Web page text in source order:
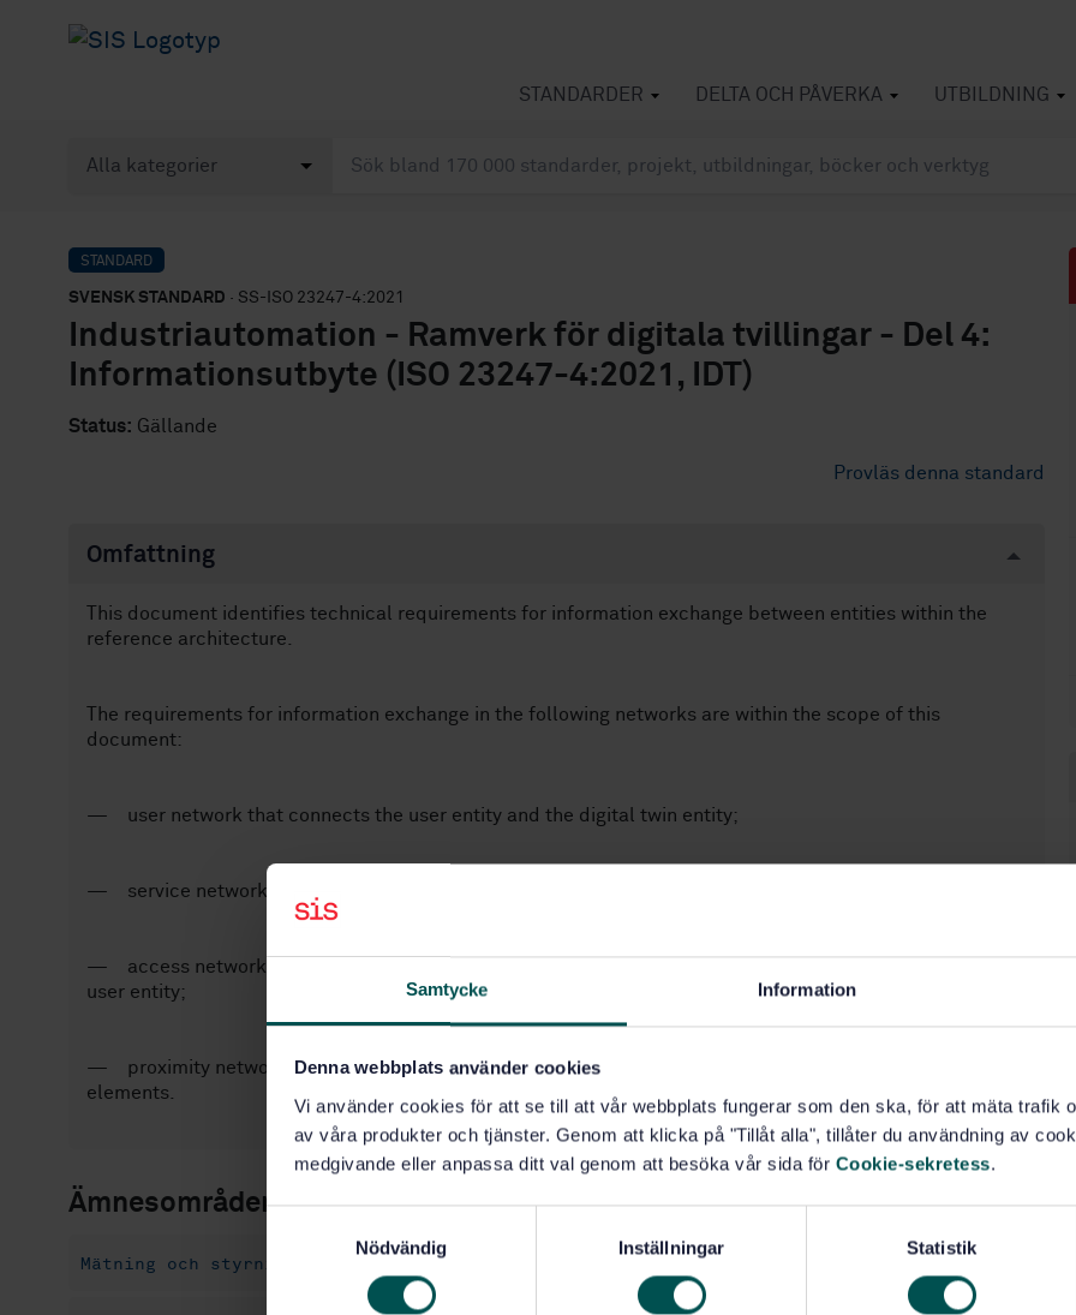
Samtycke Information
Denna webbplats använder cookies
Vi använder cookies för att se till att vår webbplats fungerar som den ska, för att mäta trafik
av våra produkter och tjänster. Genom att klicka på "Tillåt alla", tillåter du användning av
medgivande eller anpassa ditt val genom att besöka vår sida för Cookie-sekretess.
Nödvändig Inställningar Statistik
STANDARDER DELTA OCH PÅVERKA UTBILDNING
STANDARD
SVENSK STANDARD · SS-ISO 23247-4:2021
Industriautomation - Ramverk för digitala tvillingar - Del 4:
Informationsutbyte (ISO 23247-4:2021, IDT)
Status: Gällande
Provläs denna standard
Omfattning
This document identifies technical requirements for information exchange between entities within the
reference architecture.
The requirements for information exchange in the following networks are within the scope of this
document:
— user network that connects the user entity and the digital twin entity;
— service network that connects sub-entities within the digital twin entity;
— access network that connects the device communication entity to the digital twin entity and to the
user entity;
— proximity network that connects the device communication entity to the observable manufacturing
elements.
Ämnesområden
Mätning och styrning av industriella processer (25.040.40)